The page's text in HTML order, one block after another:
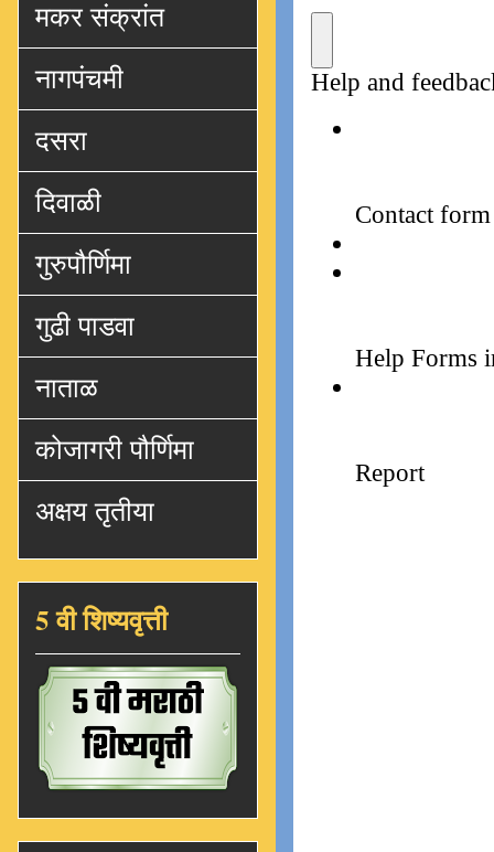
मकर संक्रांत
नागपंचमी
दसरा
दिवाळी
गुरुपौर्णिमा
गुढी पाडवा
नाताळ
कोजागरी पौर्णिमा
अक्षय तृतीया
5 वी शिष्यवृत्ती